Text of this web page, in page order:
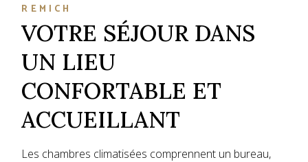
REMICH
VOTRE SÉJOUR DANS
UN LIEU
CONFORTABLE ET
ACCUEILLANT
Les chambres climatisées comprennent un bureau,